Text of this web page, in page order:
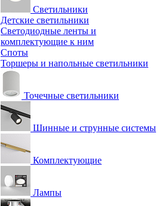
Светильники
Детские светильники
Светодиодные ленты и
комплектующие к ним
Споты
Торшеры и напольные светильники
Точечные светильники
Шинные и струнные системы
Комплектующие
Лампы